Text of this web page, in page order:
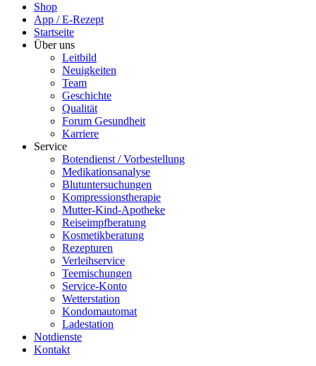
Shop
App / E-Rezept
Startseite
Über uns
Leitbild
Neuigkeiten
Team
Geschichte
Qualität
Forum Gesundheit
Karriere
Service
Botendienst / Vorbestellung
Medikationsanalyse
Blutuntersuchungen
Kompressionstherapie
Mutter-Kind-Apotheke
Reiseimpfberatung
Kosmetikberatung
Rezepturen
Verleihservice
Teemischungen
Service-Konto
Wetterstation
Kondomautomat
Ladestation
Notdienste
Kontakt